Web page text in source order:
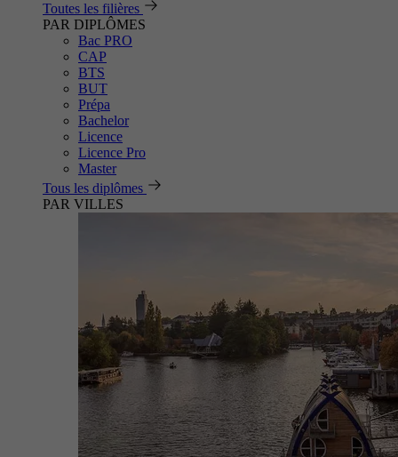
Toutes les filières
PAR DIPLÔMES
Bac PRO
CAP
BTS
BUT
Prépa
Bachelor
Licence
Licence Pro
Master
Tous les diplômes
PAR VILLES